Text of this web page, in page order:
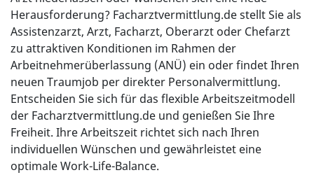
Herausforderung? Facharztvermittlung.de stellt Sie als
Assistenzarzt, Arzt, Facharzt, Oberarzt oder Chefarzt
zu attraktiven Konditionen im Rahmen der
Arbeitnehmerüberlassung (ANÜ) ein oder findet Ihren
neuen Traumjob per direkter Personalvermittlung.
Entscheiden Sie sich für das flexible Arbeitszeitmodell
der Facharztvermittlung.de und genießen Sie Ihre
Freiheit. Ihre Arbeitszeit richtet sich nach Ihren
individuellen Wünschen und gewährleistet eine
optimale Work-Life-Balance.